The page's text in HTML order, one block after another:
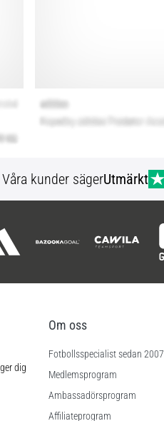
Våra kunder sägerUtmärkt
dig
Om oss
Fotbollsspecialist sedan 2007
Medlemsprogram
Ambassadörsprogram
Affiliateprogram